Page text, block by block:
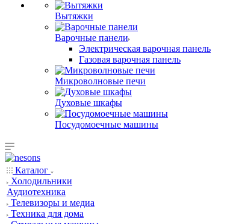
Вытяжки
Варочные панели
Электрическая варочная панель
Газовая варочная панель
Микроволновые печи
Духовые шкафы
Посудомоечные машины
Каталог
Холодильники
Аудиотехника
Телевизоры и медиа
Техника для дома